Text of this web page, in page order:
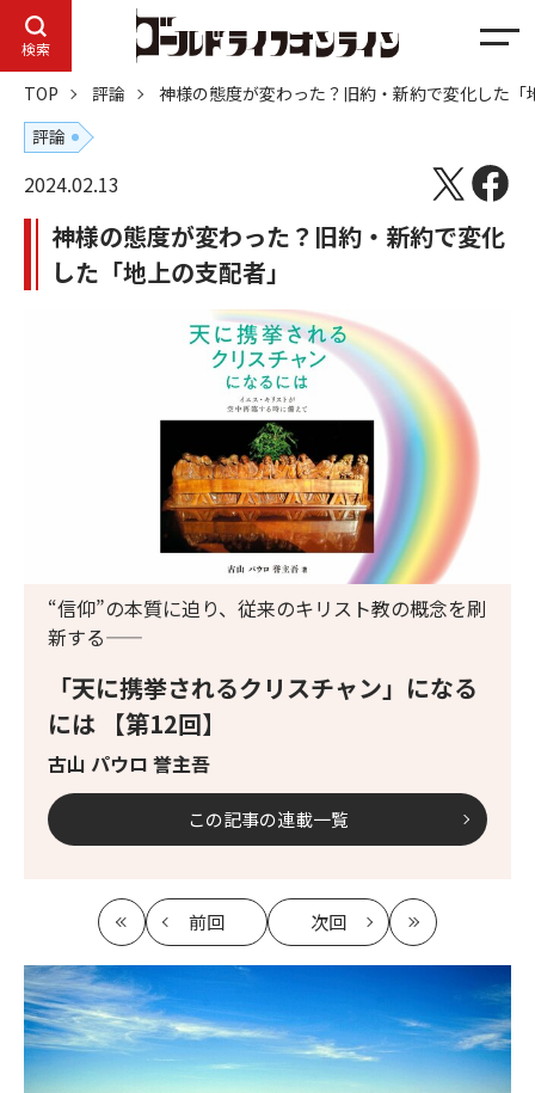
検索
メ
ニ
ュ
TOP 評論
神様の態度が変わった？旧約・新約で変化した「
評論
2024.02.13
神様の態度が変わった？旧約・新約で変化
した「地上の支配者」
「天に携挙されるクリスチャン」になる
には 【第12回】
古山 パウロ 誉主吾
“信仰”の本質に迫り、従来のキリスト教の概念を刷
新する――
この記事の連載一覧
最
初
前回
記
へ
次回
記
へ
最
新